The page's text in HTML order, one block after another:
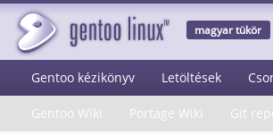
magyar tükör
Gentoo kézikönyv Letöltések
Gentoo Wiki Portage Wiki Git